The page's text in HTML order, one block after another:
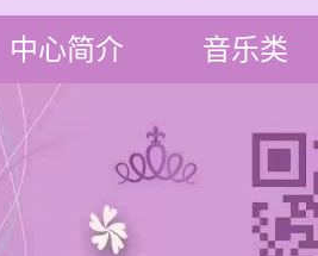
中心简介 音乐类